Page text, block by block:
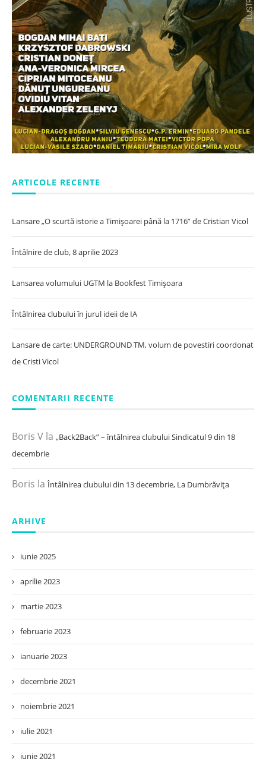
ARTICOLE RECENTE
Lansare „O scurtă istorie a Timișoarei până la 1716” de Cristian Vicol
Întâlnire de club, 8 aprilie 2023
Lansarea volumului UGTM la Bookfest Timișoara
Întâlnirea clubului în jurul ideii de IA
Lansare de carte: UNDERGROUND TM, volum de povestiri coordonat
de Cristi Vicol
COMENTARII RECENTE
Boris V la „Back2Back” – întâlnirea clubului Sindicatul 9 din 18
decembrie
Boris laÎntâlnirea clubului din 13 decembrie, La Dumbrăvița
ARHIVE
iunie 2025
aprilie 2023
martie 2023
februarie 2023
ianuarie 2023
decembrie 2021
noiembrie 2021
iulie 2021
iunie 2021